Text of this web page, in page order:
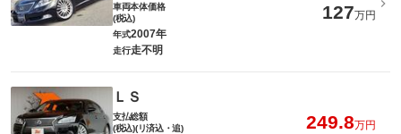
車両本体価格
(税込)
127万円
年式2007年
走行走不明
ＬＳ
支払総額
(税込)(リ済込・追)
249.8万円